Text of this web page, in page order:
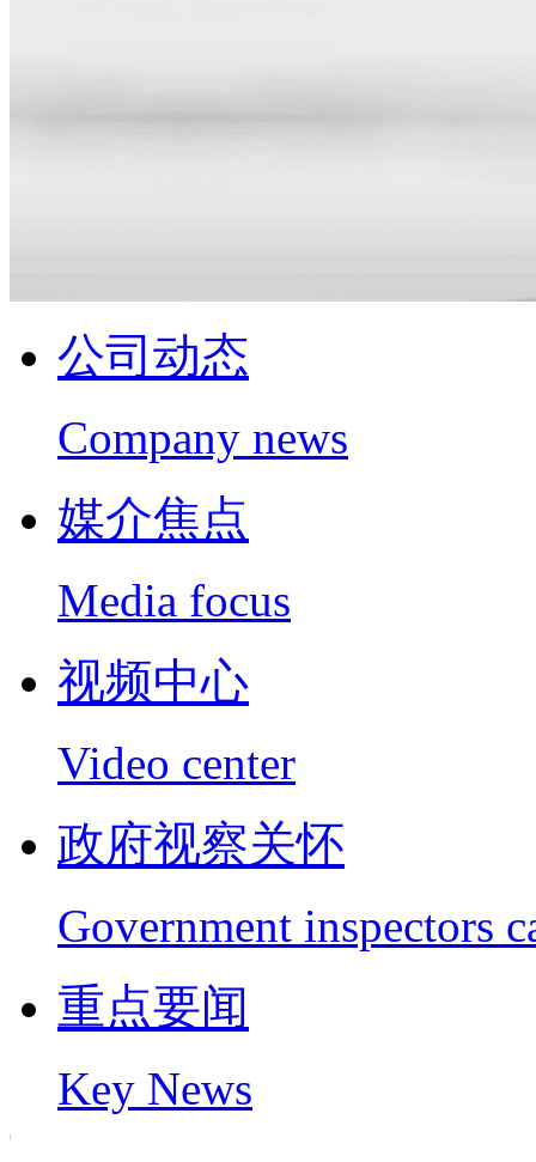
公司动态
Company news
媒介焦点
Media focus
视频中心
Video center
政府视察关怀
Government inspectors
重点要闻
Key News